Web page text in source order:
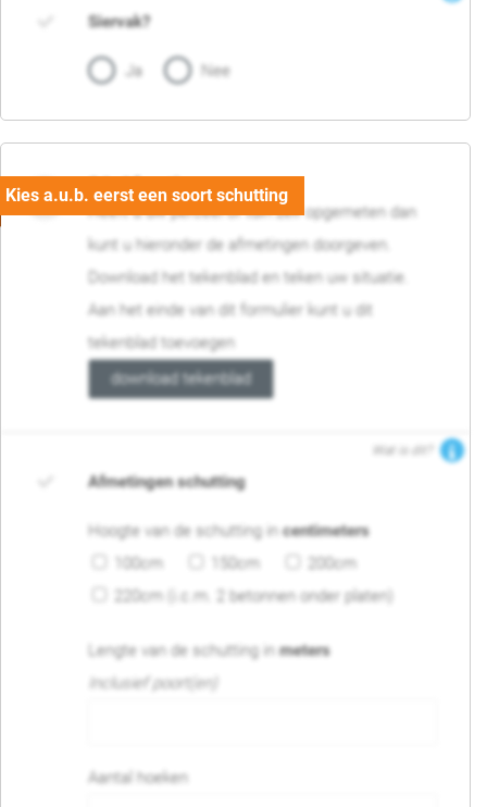
Siervak?
Ja Nee
04. Afmetingen
Heeft u uw perceel of tuin zelf opgemeten dan
kunt u hieronder de afmetingen doorgeven.
Download het tekenblad en teken uw situatie.
Aan het einde van dit formulier kunt u dit
tekenblad toevoegen
download tekenblad
Wat is dit?
Afmetingen schutting
Hoogte van de schutting incentimeters
100cm
150cm
200cm
220cm (i.c.m. 2 betonnen onder platen)
Lengte van de schutting inmeters
Inclusief poort(en)
Aantal hoeken